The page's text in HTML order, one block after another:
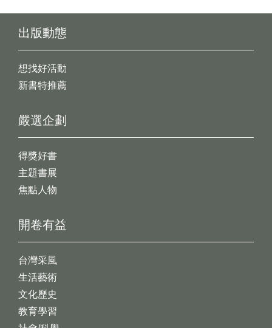
出版動態
想找好活動
新書特推薦
開卷有益
台灣采風
生活藝術
文化歷史
教育學習
嚴選企劃
得獎好書
主題書展
焦點人物